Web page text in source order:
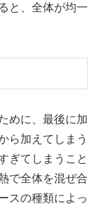
と、全体が均一
めに、最後に加
ら加えてしまう
ぎてしまうこと
で全体を混ぜ合
スの種類によっ